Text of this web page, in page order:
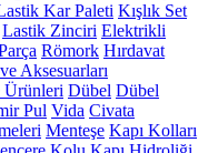
Kar Paleti Kışlık Set
Lastik Zinciri Elektrikli
Römork Hırdavat
Aksesuarları
Ürünleri Dübel Dübel
Pul Vida Civata
Menteşe Kapı Kolları